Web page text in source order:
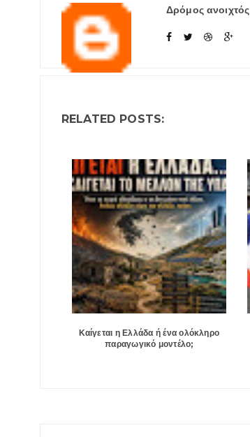
Δρόμος ανοιχτός
RELATED POSTS:
Καίγεται η Ελλάδα ή ένα ολόκληρο
παραγωγικό μοντέλο;